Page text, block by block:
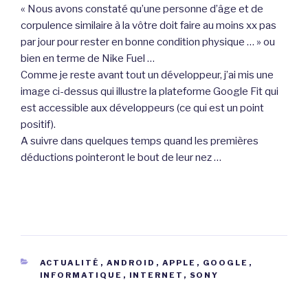
« Nous avons constaté qu’une personne d’âge et de
corpulence similaire à la vôtre doit faire au moins xx pas
par jour pour rester en bonne condition physique … » ou
bien en terme de Nike Fuel …
Comme je reste avant tout un développeur, j’ai mis une
image ci-dessus qui illustre la plateforme Google Fit qui
est accessible aux développeurs (ce qui est un point
positif).
A suivre dans quelques temps quand les premières
déductions pointeront le bout de leur nez …
CATÉGORIES
ACTUALITÉ , ANDROID , APPLE , GOOGLE ,
INFORMATIQUE , INTERNET , SONY